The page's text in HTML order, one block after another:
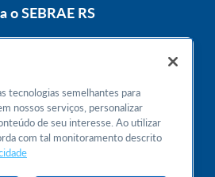
o SEBRAE RS
24h
no WhatsApp
tecnologias semelhantes para
nossos serviços, personalizar
de seu interesse. Ao utilizar
com tal monitoramento descrito